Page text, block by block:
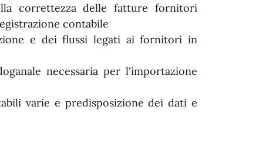
correttezza delle fatture fornitori
contabile
e dei flussi legati ai fornitori in
necessaria per l'importazione
varie e predisposizione dei dati e